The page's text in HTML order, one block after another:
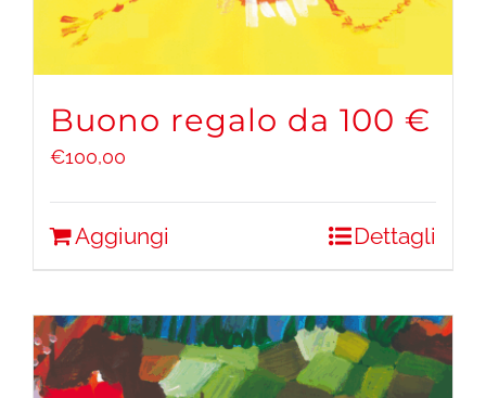
Buono regalo da 100 €
€100,00
Aggiungi Dettagli